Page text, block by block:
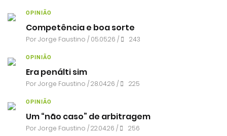
OPINIÃO
Competência e boa sorte
PorJorge Faustino / 05.05.26 / 243
OPINIÃO
Era penálti sim
PorJorge Faustino / 28.04.26 / 225
OPINIÃO
Um “não caso” de arbitragem
PorJorge Faustino / 22.04.26 / 256